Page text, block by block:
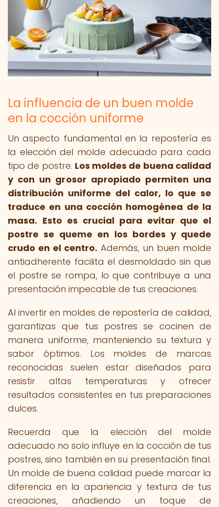
La influencia de un buen molde
en la cocción uniforme
Un aspecto fundamental en la repostería es
la elección del molde adecuado para cada
tipo de postre. Los moldes de buena calidad
y con un grosor apropiado permiten una
distribución uniforme del calor, lo que se
traduce en una cocción homogénea de la
masa. Esto es crucial para evitar que el
postre se queme en los bordes y quede
crudo en el centro. Además, un buen molde
antiadherente facilita el desmoldado sin que
el postre se rompa, lo que contribuye a una
presentación impecable de tus creaciones.
Al invertir en moldes de repostería de calidad,
garantizas que tus postres se cocinen de
manera uniforme, manteniendo su textura y
sabor óptimos. Los moldes de marcas
reconocidas suelen estar diseñados para
resistir altas temperaturas y ofrecer
resultados consistentes en tus preparaciones
dulces.
Recuerda que la elección del molde
adecuado no solo influye en la cocción de tus
postres, sino también en su presentación final.
Un molde de buena calidad puede marcar la
diferencia en la apariencia y textura de tus
creaciones, añadiendo un toque de